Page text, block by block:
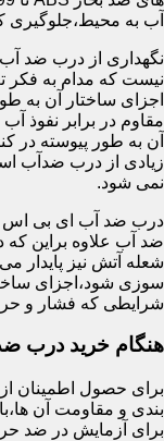
آب به محیط،جلوگیری
نگهداری از درب ضد
نیست که مدام به فکر
اجزای ساختار آن به
مقاوم در برابر نفوذ
آن به طور پیوسته در
زیادی از درب ضدآب
نمی شود.
درب ضد آب ای بی اس
ضد آب علاوه براین که
شعله آتش نیز پایدار
سوزی شود،اجزای
شرایطی که فشار و
هنگام خرید درب
برای حصول اطمینان
برای آزمایش در ضد